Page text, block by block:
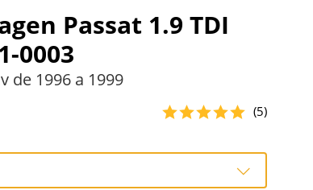
Passat 1.9 TDI
0003
de 1996 a 1999
(5)